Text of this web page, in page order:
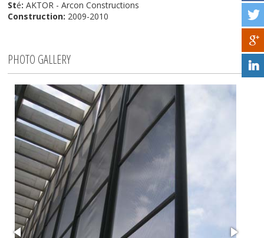
Sté: AKTOR - Arcon Constructions
Construction: 2009-2010
PHOTO GALLERY